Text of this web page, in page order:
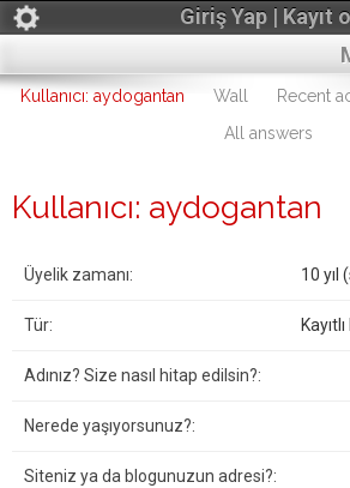
Giriş Yap | Kayıt ol
Kullanıcı: aydogantan Wall Recent
All answers
Kullanıcı: aydogantan
Üyelik zamanı: 10 yıl
Tür:
Adınız? Size nasıl hitap edilsin?:
Nerede yaşıyorsunuz?:
Siteniz ya da blogunuzun adresi?: